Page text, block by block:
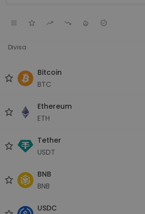
Divisa
Bitcoin
BTC
Ethereum
ETH
Tether
USDT
BNB
BNB
USDC